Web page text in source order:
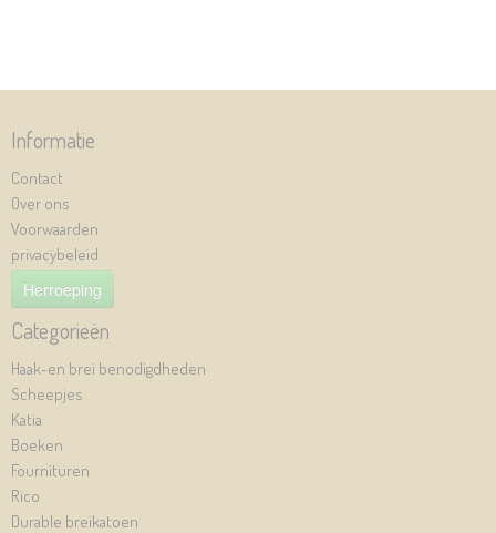
Informatie
Contact
Over ons
Voorwaarden
privacybeleid
Herroeping
Categorieën
Haak-en brei benodigdheden
Scheepjes
Katia
Boeken
Fournituren
Rico
Durable breikatoen